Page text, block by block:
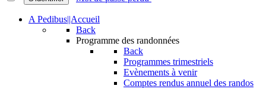
A Pedibus||Accueil
Back
Programme des randonnées
Back
Programmes trimestriels
Evènements à venir
Comptes rendus annuel des randos